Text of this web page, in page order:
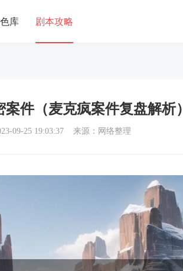
库 剧本攻略
件（麦克疯案件复盘解析）
09-25 19:03:37 来源：网络整理